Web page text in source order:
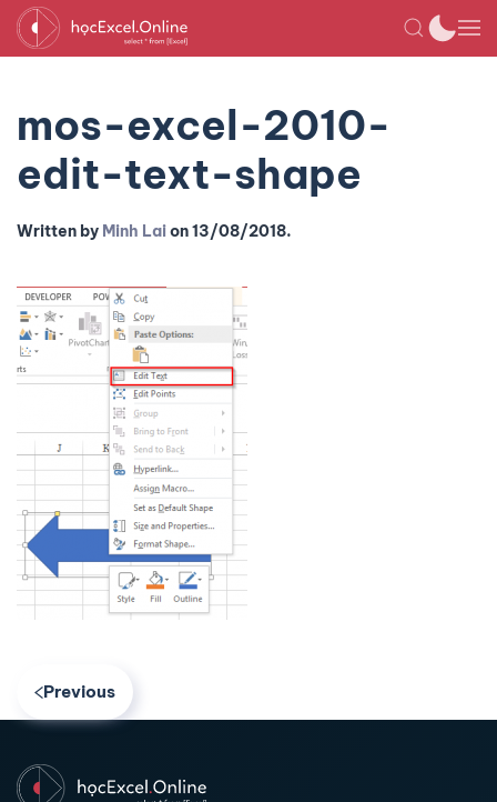
mos-excel-2010-
edit-text-shape
Written by Minh Laion13/08/2018.
Previous